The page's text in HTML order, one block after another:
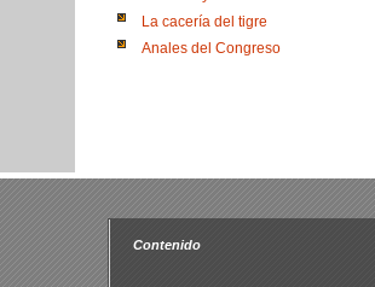
La cacería del tigre
Anales del Congreso
Contenido